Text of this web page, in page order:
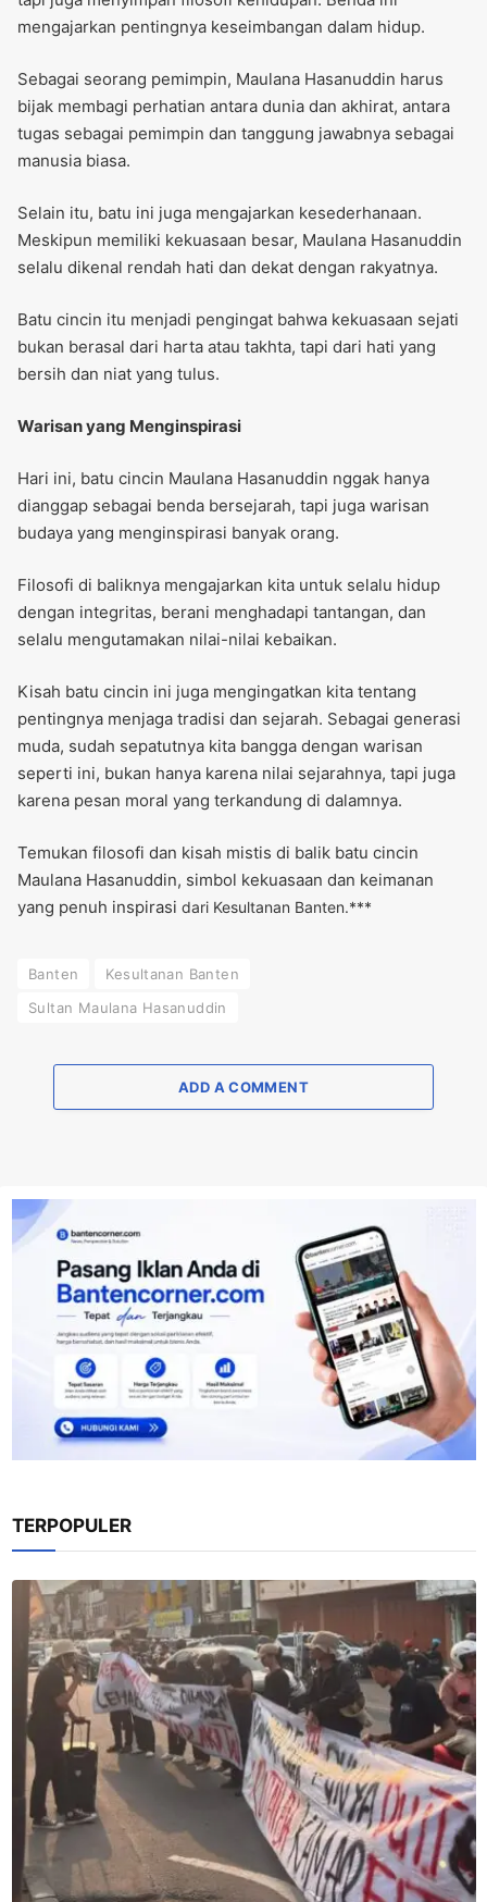
mengajarkan pentingnya keseimbangan dalam hidup.
Sebagai seorang pemimpin, Maulana Hasanuddin harus
bijak membagi perhatian antara dunia dan akhirat, antara
tugas sebagai pemimpin dan tanggung jawabnya sebagai
manusia biasa.
Selain itu, batu ini juga mengajarkan kesederhanaan.
Meskipun memiliki kekuasaan besar, Maulana Hasanuddin
selalu dikenal rendah hati dan dekat dengan rakyatnya.
Batu cincin itu menjadi pengingat bahwa kekuasaan sejati
bukan berasal dari harta atau takhta, tapi dari hati yang
bersih dan niat yang tulus.
Warisan yang Menginspirasi
Hari ini, batu cincin Maulana Hasanuddin nggak hanya
dianggap sebagai benda bersejarah, tapi juga warisan
budaya yang menginspirasi banyak orang.
Filosofi di baliknya mengajarkan kita untuk selalu hidup
dengan integritas, berani menghadapi tantangan, dan
selalu mengutamakan nilai-nilai kebaikan.
Kisah batu cincin ini juga mengingatkan kita tentang
pentingnya menjaga tradisi dan sejarah. Sebagai generasi
muda, sudah sepatutnya kita bangga dengan warisan
seperti ini, bukan hanya karena nilai sejarahnya, tapi juga
karena pesan moral yang terkandung di dalamnya.
Temukan filosofi dan kisah mistis di balik batu cincin
Maulana Hasanuddin, simbol kekuasaan dan keimanan
yang penuh inspirasi dari Kesultanan Banten.***
Banten
Kesultanan Banten
Sultan Maulana Hasanuddin
ADD A COMMENT
TERPOPULER